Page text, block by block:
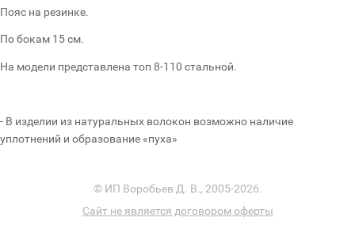
Пояс на резинке.
По бокам 15 см.
На модели представлена топ 8-110 стальной.
- В изделии из натуральных волокон возможно наличие
уплотнений и образование «пуха»
© ИП Воробьев Д. В., 2005-2026.
Сайт не является договором оферты